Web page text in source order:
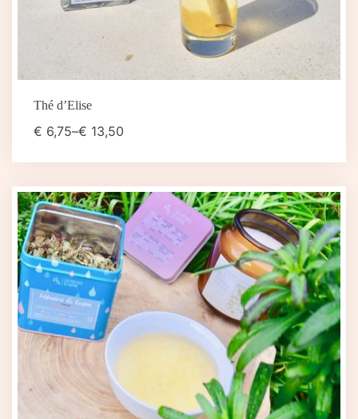
Thé d’Elise
€ 6,75–€ 13,50